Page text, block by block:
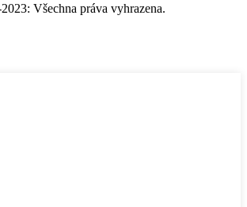
Všechna práva vyhrazena.